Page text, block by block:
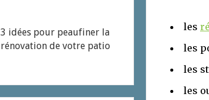
les
les
les
les
3 idées pour peaufiner la
rénovation de votre patio